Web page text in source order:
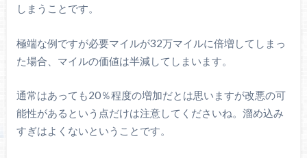
しまうことです。
極端な例ですが必要マイルが32万マイルに倍増してしまっ
た場合、マイルの価値は半減してしまいます。
通常はあっても20％程度の増加だとは思いますが改悪の可
能性があるという点だけは注意してくださいね。溜め込み
すぎはよくないということです。